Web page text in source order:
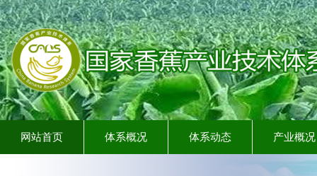
网站首页 体系概况 体系动态 产业概况